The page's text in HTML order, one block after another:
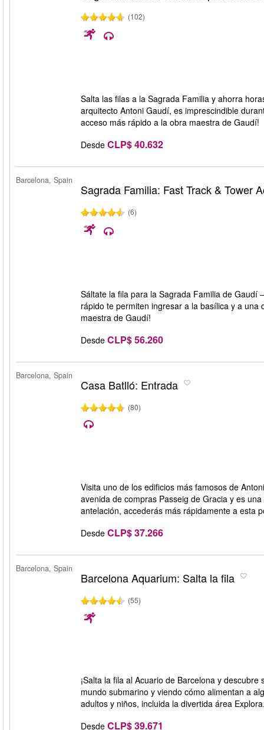
(102)
Salta las filas a la Sagrada Familia y ahorra
arquitecto Antoni Gaudí, es imprescindible
acceso más rápido a la obra maestra de Gaudí!
Desde CLP$ 40.632
Barcelona, Spain
Sagrada Familia: Fast Track & Tower
(6)
Sáltate la fila para la Sagrada Familia de Gaudí
rápido te permiten ingresar a la basílica y a una
maestra de Gaudí!
Desde CLP$ 56.260
Barcelona, Spain
Casa Batlló: Entrada
(80)
Visita uno de los edificios más famosos de
avenida de compras Passeig de Gracia y es
antelación, accederás más rápidamente a esta
Desde CLP$ 37.266
Barcelona, Spain
Barcelona Aquarium: Salta la fila
(55)
¡Salta la fila al Acuario de Barcelona y
mundo submarino y viendo cómo alimentan a
adultos y niños, incluida la divertida área
Desde CLP$ 39.671